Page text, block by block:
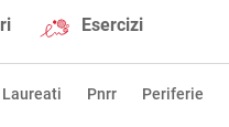
Esercizi
Laureati Pnrr Periferie